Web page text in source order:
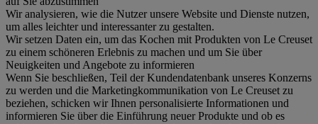
Wir analysieren, wie die Nutzer unsere Website und Dienste nutzen,
um alles leichter und interessanter zu gestalten.
Wir setzen Daten ein, um das Kochen mit Produkten von Le Creuset
zu einem schöneren Erlebnis zu machen und um Sie über
Neuigkeiten und Angebote zu informieren
Wenn Sie beschließen, Teil der Kundendatenbank unseres Konzerns
zu werden und die Marketingkommunikation von Le Creuset zu
beziehen, schicken wir Ihnen personalisierte Informationen und
informieren Sie über die Einführung neuer Produkte und ob es